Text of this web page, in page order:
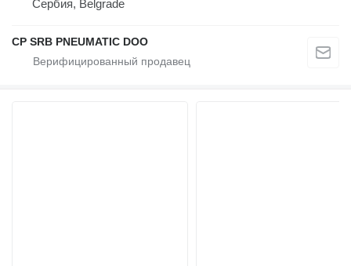
Сербия, Belgrade
CP SRB PNEUMATIC DOO